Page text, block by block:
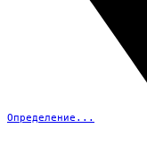
Определение...